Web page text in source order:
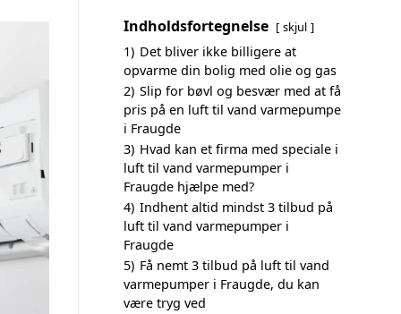
Indholdsfortegnelse skjul
1) Det bliver ikke billigere at
opvarme din bolig med olie og gas
2) Slip for bøvl og besvær med at få
pris på en luft til vand varmepumpe
i Fraugde
3) Hvad kan et firma med speciale i
luft til vand varmepumper i
Fraugde hjælpe med?
4) Indhent altid mindst 3 tilbud på
luft til vand varmepumper i
Fraugde
5) Få nemt 3 tilbud på luft til vand
varmepumper i Fraugde, du kan
være tryg ved